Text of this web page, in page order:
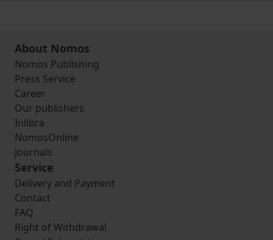
About Nomos
Nomos Publishing
Press Service
Career
Our publishers
Inlibra
NomosOnline
Journals
Service
Delivery and Payment
Contact
FAQ
Right of Withdrawal